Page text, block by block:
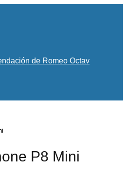
de Romeo Octav
P8 Mini